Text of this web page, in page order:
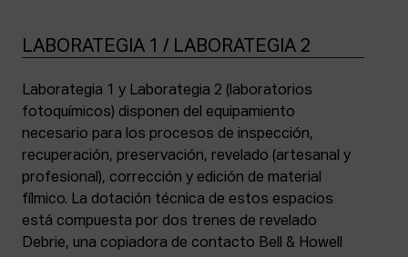
LABORATEGIA 1 / LABORATEGIA 2
Laborategia 1 y Laborategia 2 (laboratorios
fotoquímicos) disponen del equipamiento
necesario para los procesos de inspección,
recuperación, preservación, revelado (artesanal y
profesional), corrección y edición de material
fílmico. La dotación técnica de estos espacios
está compuesta por dos trenes de revelado
Debrie, una copiadora de contacto Bell & Howell